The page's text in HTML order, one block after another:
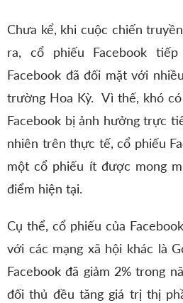
Chưa kể, khi cuộc chiến
ra, cổ phiếu Facebook
Facebook đã đối mặt với
trường Hoa Kỳ. Vì thế, khó
Facebook bị ảnh hưởng trực
nhiên trên thực tế, cổ phiếu
một cổ phiếu ít được mong
điểm hiện tại.
Cụ thể, cổ phiếu của
với các mạng xã hội khác là
Facebook đã giảm 2% trong
đối thủ đều tăng giá trị thị